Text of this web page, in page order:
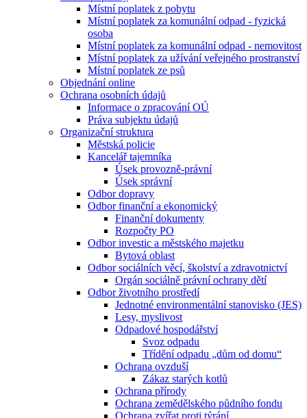
Místní poplatek z pobytu
Místní poplatek za komunální odpad - fyzická
osoba
Místní poplatek za komunální odpad - nemovitost
Místní poplatek za užívání veřejného prostranství
Místní poplatek ze psů
Objednání online
Ochrana osobních údajů
Informace o zpracování OÚ
Práva subjektu údajů
Organizační struktura
Městská policie
Kancelář tajemníka
Úsek provozně-právní
Úsek správní
Odbor dopravy
Odbor finanční a ekonomický
Finanční dokumenty
Rozpočty PO
Odbor investic a městského majetku
Bytová oblast
Odbor sociálních věcí, školství a zdravotnictví
Orgán sociálně právní ochrany dětí
Odbor životního prostředí
Jednotné environmentální stanovisko (JES)
Lesy, myslivost
Odpadové hospodářství
Svoz odpadu
Třídění odpadu „dům od domu“
Ochrana ovzduší
Zákaz starých kotlů
Ochrana přírody
Ochrana zemědělského půdního fondu
Ochrana zvířat proti týrání